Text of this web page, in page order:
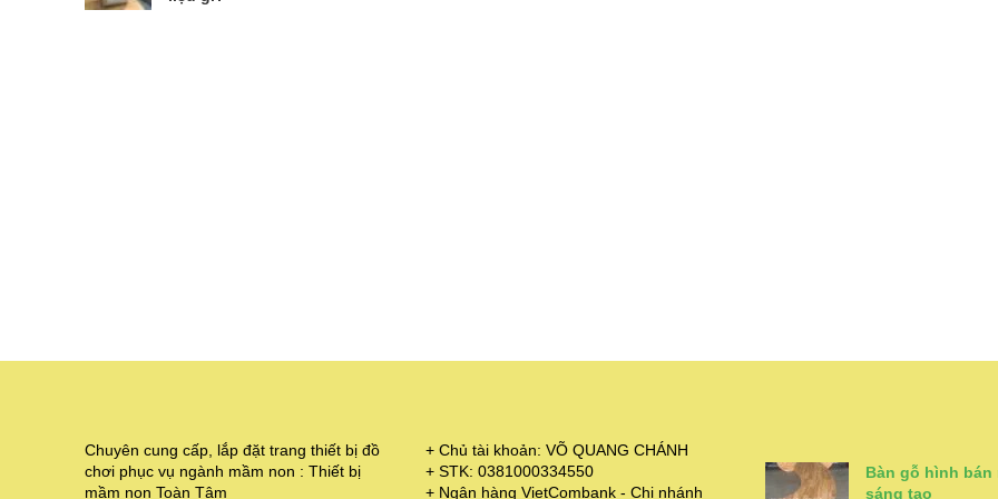
Chuyên cung cấp, lắp đặt trang thiết bị đồ
chơi phục vụ ngành mầm non : Thiết bị
mầm non Toàn Tâm
+ Chủ tài khoản: VÕ QUANG CHÁNH
+ STK: 0381000334550
+ Ngân hàng VietCombank - Chi nhánh
Bàn gỗ hình bán
sáng tạo